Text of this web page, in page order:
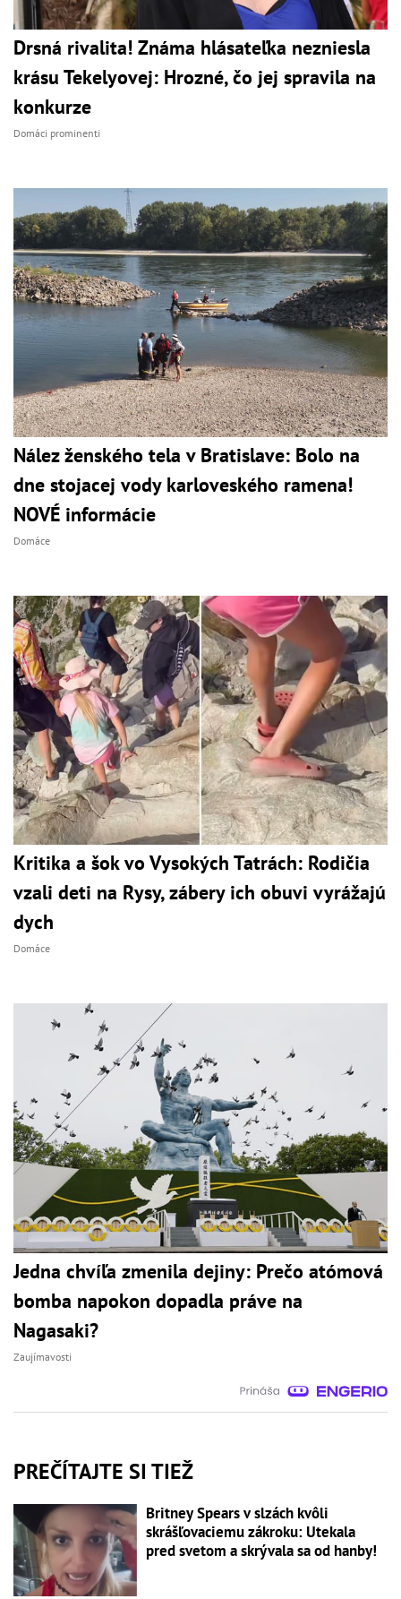
Drsná rivalita! Známa hlásateľka nezniesla
krásu Tekelyovej: Hrozné, čo jej spravila na
konkurze
Domáci prominenti
Nález ženského tela v Bratislave: Bolo na
dne stojacej vody karloveského ramena!
NOVÉ informácie
Domáce
Kritika a šok vo Vysokých Tatrách: Rodičia
vzali deti na Rysy, zábery ich obuvi vyrážajú
dych
Domáce
Jedna chvíľa zmenila dejiny: Prečo atómová
bomba napokon dopadla práve na
Nagasaki?
Zaujímavosti
PREČÍTAJTE SI TIEŽ
Britney Spears v slzách kvôli
skrášľovaciemu zákroku: Utekala
pred svetom a skrývala sa od hanby!